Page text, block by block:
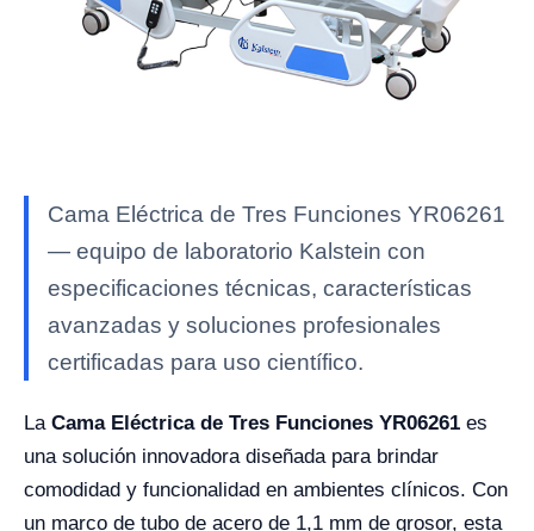
Cama Eléctrica de Tres Funciones YR06261
— equipo de laboratorio Kalstein con
especificaciones técnicas, características
avanzadas y soluciones profesionales
certificadas para uso científico.
La Cama Eléctrica de Tres Funciones YR06261 es
una solución innovadora diseñada para brindar
comodidad y funcionalidad en ambientes clínicos. Con
un marco de tubo de acero de 1,1 mm de grosor, esta